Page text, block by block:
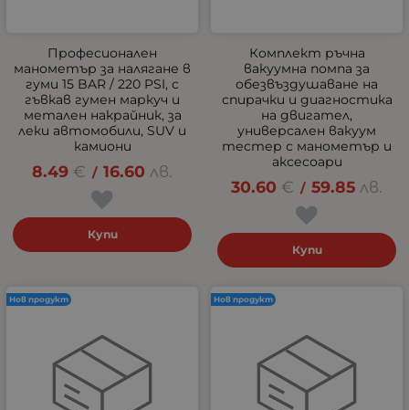
Професионален
манометър за налягане в
гуми 15 BAR / 220 PSI, с
гъвкав гумен маркуч и
метален накрайник, за
леки автомобили, SUV и
камиони
8.49 € / 16.60 лв.
Купи
Комплект ръчна
вакуумна помпа за
обезвъздушаване на
спирачки и диагностика
на двигател,
универсален вакуум
тестер с манометър и
аксесоари
30.60 € / 59.85 лв.
Купи
Нов продукт Нов продукт